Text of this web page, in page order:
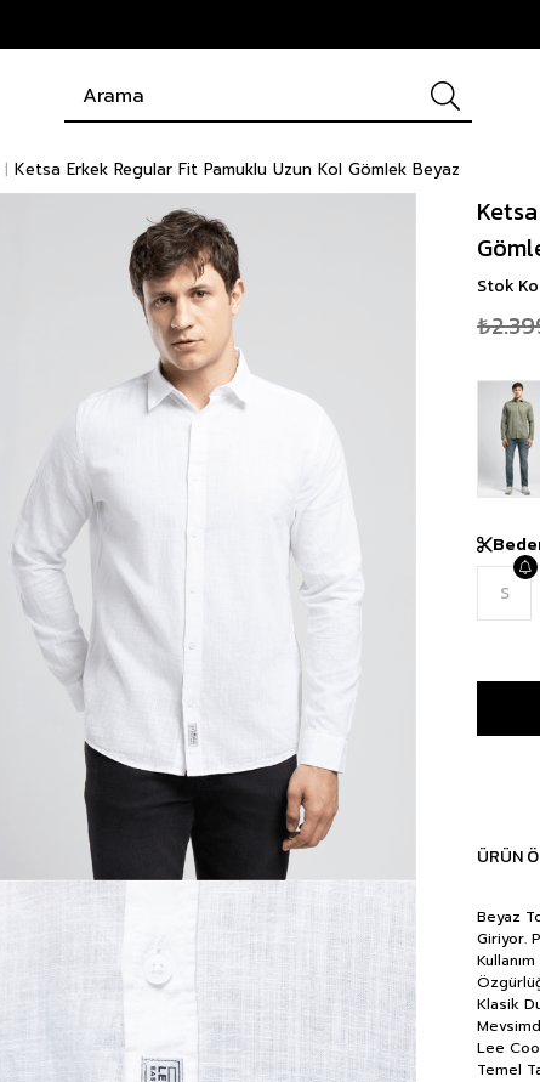
Ketsa Erkek Regular Fit Pamuklu Uzun Kol Gömlek Beyaz
Stok
S
ÜRÜN
Beyaz
Giriyor.
Klasik
Lee
Temel